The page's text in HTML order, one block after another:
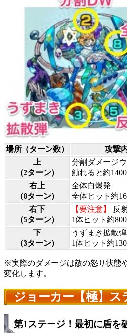
場所（ターン数）
攻撃
上
（2ターン）
分割ダメージ
触れると約
右上
（8ターン）
全体白爆発
全体ヒット約
右下
（5ターン）
【要注意】
反
1体ヒット約
下
（3ターン）
うずまき拡散弾
1体ヒット約
※実際のダメージは敵の怒り状態
変化します。
ジョーカー【極】ス
第1ステージ！最初に盾を